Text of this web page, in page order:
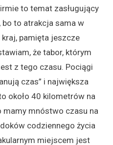
to temat zasługujący
bo to atrakcja sama w
pamięta jeszcze
że tabor, którym
z tego czasu. Pociągi
czas” i największa
około 40 kilometrów na
mamy mnóstwo czasu na
codziennego życia
miejscem jest